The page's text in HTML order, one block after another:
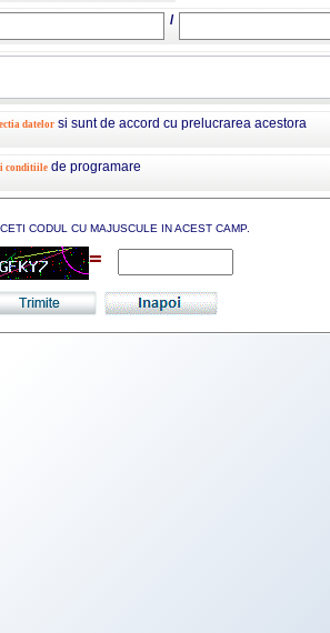
/
datelor si sunt de accord cu prelucrarea acestora
conditiile de programare
CODUL CU MAJUSCULE IN ACEST CAMP.
=